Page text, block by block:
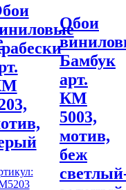
Обои
Бамбук
арт.
КМ
5003,
мотив,
беж